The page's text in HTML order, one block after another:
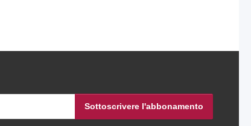
Sottoscrivere l'abbonamento